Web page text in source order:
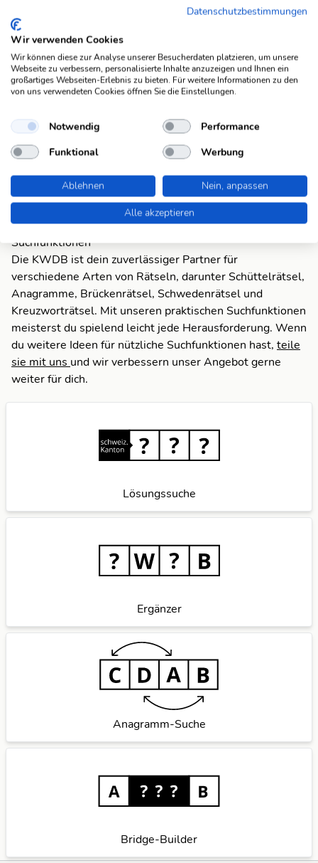
separat
(11)
unzugänglich
distanziert
(11)
verhalten
distanziert
(11)
zurückhaltend
distanziert
(11)
Suchfunktionen
Die KWDB ist dein zuverlässiger Partner für
verschiedene Arten von Rätseln, darunter Schüttelrätsel,
Anagramme, Brückenrätsel, Schwedenrätsel und
Kreuzworträtsel. Mit unseren praktischen Suchfunktionen
meisterst du spielend leicht jede Herausforderung. Wenn
du weitere Ideen für nützliche Suchfunktionen hast, teile
sie mit uns und wir verbessern unser Angebot gerne
weiter für dich.
Lösungssuche
Ergänzer
Anagramm-Suche
Bridge-Builder
Datenschutzbestimmungen
Wir verwenden Cookies
Wir können diese zur Analyse unserer Besucherdaten platzieren, um unsere
Webseite zu verbessern, personalisierte Inhalte anzuzeigen und Ihnen ein
großartiges Webseiten-Erlebnis zu bieten. Für weitere Informationen zu den
von uns verwendeten Cookies öffnen Sie die Einstellungen.
Notwendig
Performance
Funktional
Werbung
Ablehnen
Nein, anpassen
Alle akzeptieren